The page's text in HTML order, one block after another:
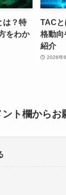
は？特
をわか
TACと
格動向
紹介
2026年
ト欄からお